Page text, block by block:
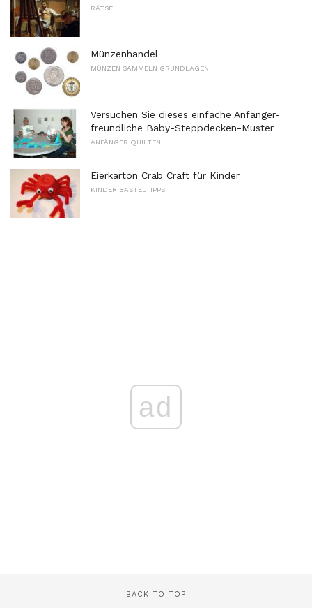
RÄTSEL
Münzenhandel
MÜNZEN SAMMELN GRUNDLAGEN
Versuchen Sie dieses einfache Anfänger-
freundliche Baby-Steppdecken-Muster
ANFÄNGER QUILTEN
Eierkarton Crab Craft für Kinder
KINDER BASTELTIPPS
ad
BACK TO TOP